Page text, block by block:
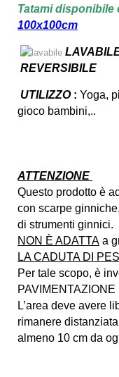
Tatami disponibile
100x100cm
REVERSIBILE
UTILIZZO: Yoga,
gioco bambini,..
ATTENZIONE
Questo prodotto è
con scarpe
di strumenti ginnici.
NON È ADATTA a
LA CADUTA DI
Per tale scopo, è
PAVIMENTAZIONE
L’area deve avere
rimanere
almeno 10 cm da